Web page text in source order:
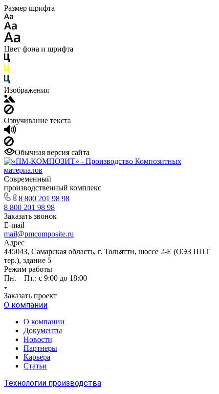
Размер шрифта
Цвет фона и шрифта
Изображения
Озвучивание текста
Обычная версия сайта
Современный
производственный комплекс
8 800 201 98 98
8 800 201 98 98
Заказать звонок
E-mail
mail@pmcomposite.ru
Адрес
445043, Самарская область, г. Тольятти, шоссе 2-Е (ОЭЗ ППТ
тер.), здание 5
Режим работы
Пн. – Пт.: с 9:00 до 18:00
Заказать проект
О компании
О компании
Документы
Новости
Партнеры
Карьера
Статьи
Технологии производства